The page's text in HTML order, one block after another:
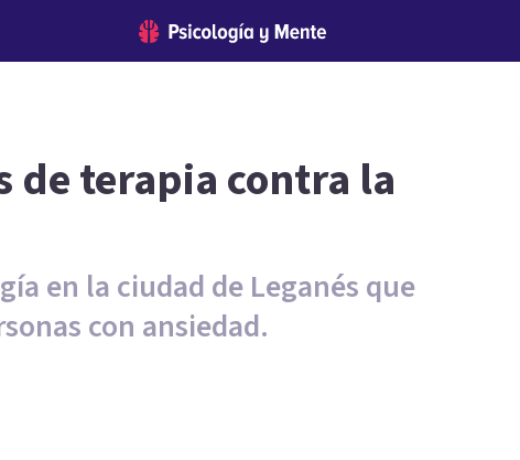
de terapia contra la
en la ciudad de Leganés que
con ansiedad.